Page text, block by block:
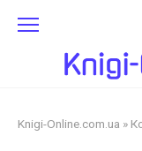
Knigi-Online.com.ua »